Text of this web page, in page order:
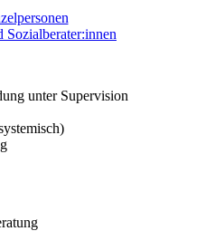
Sozialberater:innen
unter Supervision